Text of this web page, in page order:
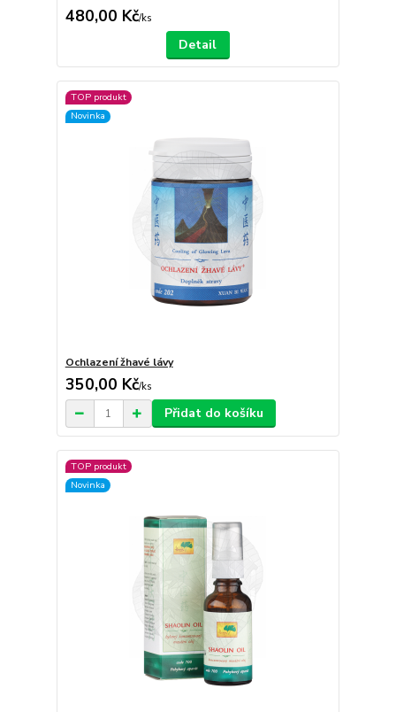
480,00 Kč/ks
Detail
TOP produkt
Novinka
Ochlazení žhavé lávy
350,00 Kč/ks
Přidat do košíku
TOP produkt
Novinka